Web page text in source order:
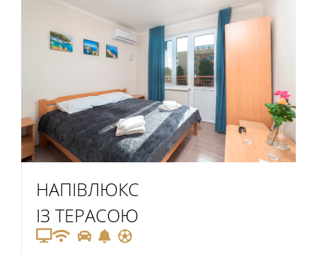
НАПІВЛЮКС
ІЗ ТЕРАСОЮ